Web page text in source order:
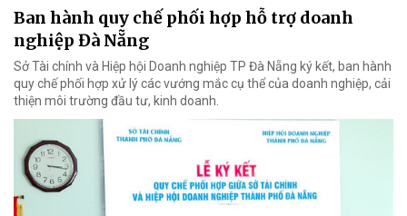
Ban hành quy chế phối hợp hỗ trợ doanh
nghiệp Đà Nẵng
Sở Tài chính và Hiệp hội Doanh nghiệp TP Đà Nẵng ký kết, ban hành
quy chế phối hợp xử lý các vướng mắc cụ thể của doanh nghiệp, cải
thiện môi trường đầu tư, kinh doanh.